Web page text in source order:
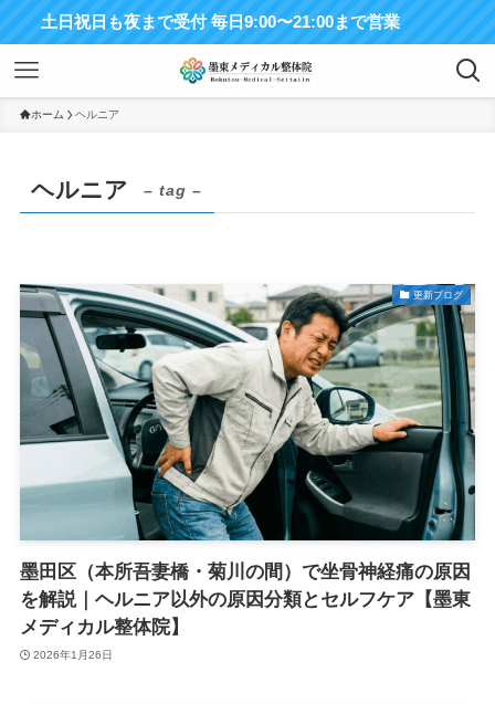
土日祝日も夜まで受付 毎日9:00〜21:00まで営業
ホーム ヘルニア
ヘルニア – tag –
更新ブログ
墨田区（本所吾妻橋・菊川の間）で坐骨神経痛の原因
を解説｜ヘルニア以外の原因分類とセルフケア【墨東
メディカル整体院】
2026年1月26日